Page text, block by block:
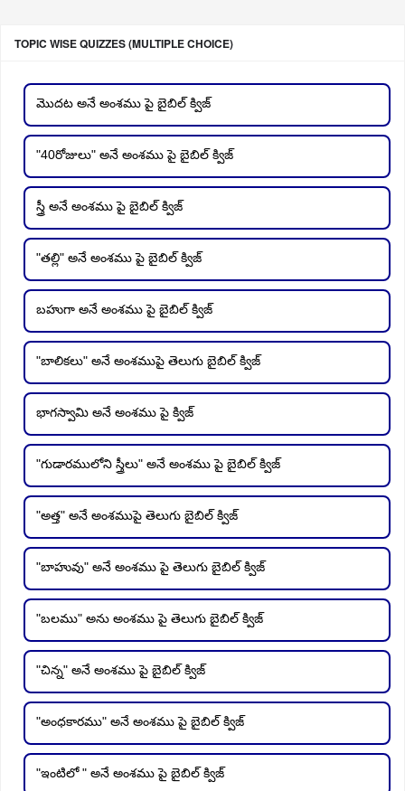
TOPIC WISE QUIZZES (MULTIPLE CHOICE)
మొదట అనే అంశము పై బైబిల్ క్విజ్
"40రోజులు" అనే అంశము పై బైబిల్ క్విజ్
స్త్రీ అనే అంశము పై బైబిల్ క్విజ్
"తల్లి" అనే అంశము పై బైబిల్ క్విజ్
బహుగా అనే అంశము పై బైబిల్ క్విజ్
"బాలికలు" అనే అంశముపై తెలుగు బైబిల్ క్విజ్
భాగస్వామి అనే అంశము పై క్విజ్
"గుడారములోని స్త్రీలు" అనే అంశము పై బైబిల్ క్విజ్
"అత్త" అనే అంశముపై తెలుగు బైబిల్ క్విజ్
"బాహువు" అనే అంశము పై తెలుగు బైబిల్ క్విజ్
"బలము" అను అంశము పై తెలుగు బైబిల్ క్విజ్
"చిన్న" అనే అంశము పై బైబిల్ క్విజ్
"అంధకారము" అనే అంశము పై బైబిల్ క్విజ్
"ఇంటిలో " అనే అంశము పై బైబిల్ క్విజ్